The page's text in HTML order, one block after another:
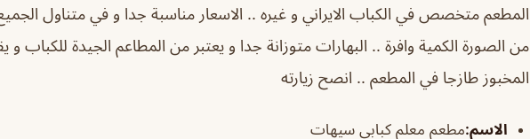
المطعم متخصص في الكباب الايراني و غيره .. الاسعار مناسبة جدا و في متناول
من الصورة الكمية وافرة .. البهارات متوزانة جدا و يعتبر من المطاعم الجيدة للكباب و
المخبوز طازجا في المطعم .. انصح زيارته
الاسم:مطعم معلم كبابي سيهات